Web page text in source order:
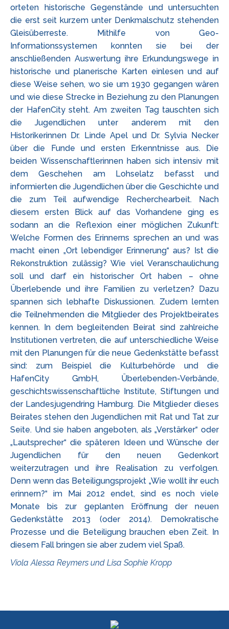
orteten historische Gegenstände und untersuchten
die erst seit kurzem unter Denkmalschutz stehenden
Gleisüberreste. Mithilfe von Geo-
Informationssystemen konnten sie bei der
anschließenden Auswertung ihre Erkundungswege in
historische und planerische Karten einlesen und auf
diese Weise sehen, wo sie um 1930 gegangen wären
und wie diese Strecke in Beziehung zu den Planungen
der HafenCity steht. Am zweiten Tag tauschten sich
die Jugendlichen unter anderem mit den
Historikerinnen Dr. Linde Apel und Dr. Sylvia Necker
über die Funde und ersten Erkenntnisse aus. Die
beiden Wissenschaftlerinnen haben sich intensiv mit
dem Geschehen am Lohselatz befasst und
informierten die Jugendlichen über die Geschichte und
die zum Teil aufwendige Recherchearbeit. Nach
diesem ersten Blick auf das Vorhandene ging es
sodann an die Reflexion einer möglichen Zukunft:
Welche Formen des Erinnerns sprechen an und was
macht einen „Ort lebendiger Erinnerung“ aus? Ist die
Rekonstruktion zulässig? Wie viel Veranschaulichung
soll und darf ein historischer Ort haben – ohne
Überlebende und ihre Familien zu verletzen? Dazu
spannen sich lebhafte Diskussionen. Zudem lernten
die Teilnehmenden die Mitglieder des Projektbeirates
kennen. In dem begleitenden Beirat sind zahlreiche
Institutionen vertreten, die auf unterschiedliche Weise
mit den Planungen für die neue Gedenkstätte befasst
sind: zum Beispiel die Kulturbehörde und die
HafenCity GmbH, Überlebenden-Verbände,
geschichtswissenschaftliche Institute, Stiftungen und
der Landesjugendring Hamburg. Die Mitglieder dieses
Beirates stehen den Jugendlichen mit Rat und Tat zur
Seite. Und sie haben angeboten, als „Verstärker“ oder
„Lautsprecher“ die späteren Ideen und Wünsche der
Jugendlichen für den neuen Gedenkort
weiterzutragen und ihre Realisation zu verfolgen.
Denn wenn das Beteiligungsprojekt „Wie wollt ihr euch
erinnern?“ im Mai 2012 endet, sind es noch viele
Monate bis zur geplanten Eröffnung der neuen
Gedenkstätte 2013 (oder 2014). Demokratische
Prozesse und die Beteiligung brauchen eben Zeit. In
diesem Fall bringen sie aber zudem viel Spaß.
Viola Alessa Reymers und Lisa Sophie Kropp